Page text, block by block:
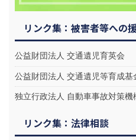
リンク集：被害者等への
公益財団法人 交通遺児育英会
公益財団法人 交通遺児等育成基
独立行政法人 自動車事故対策機
リンク集：法律相談